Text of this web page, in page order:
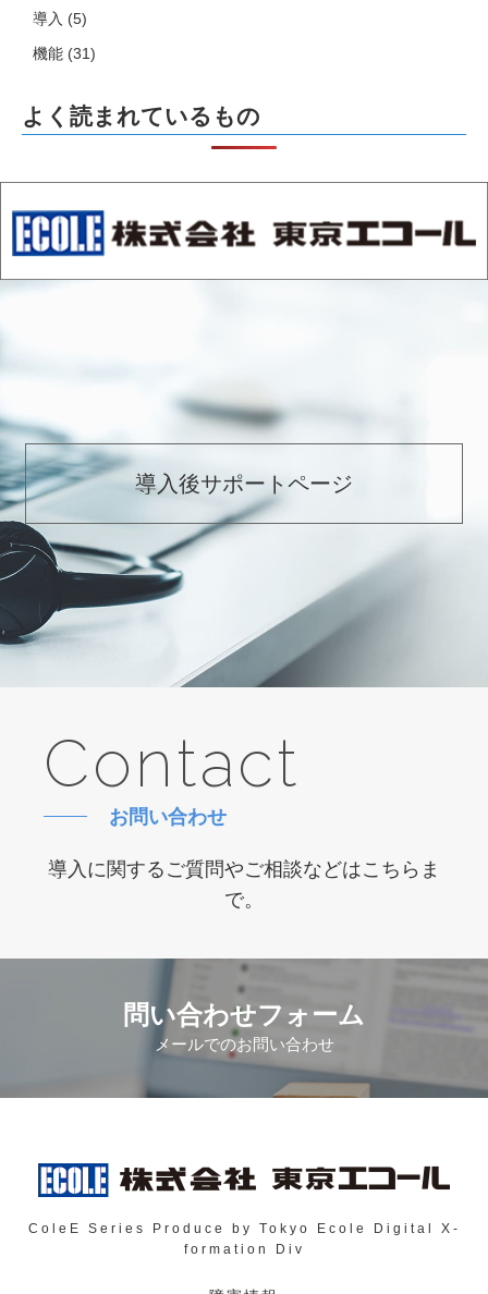
導入 (5)
機能 (31)
よく読まれているもの
導入後サポートページ
Contact
お問い合わせ
導入に関するご質問やご相談などはこちらま
で。
問い合わせフォーム
メールでのお問い合わせ
ColeE Series Produce by Tokyo Ecole Digital X-
formation Div